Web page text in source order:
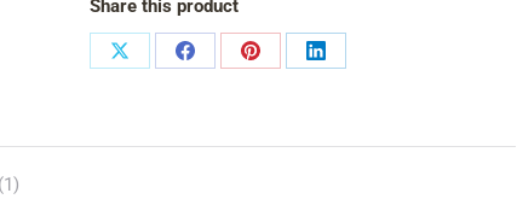
Share this product